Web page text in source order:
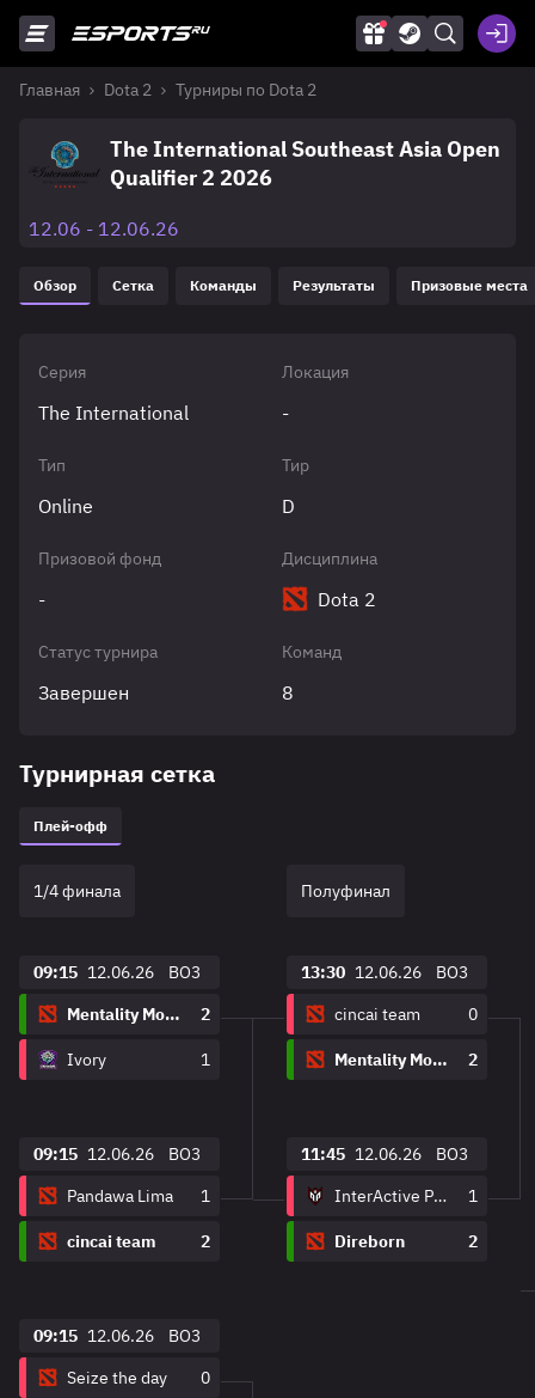
Главная Dota 2 Турниры по Dota 2
The International Southeast Asia Open
Qualifier 2 2026
12.06 - 12.06.26
Обзор Сетка Команды Результаты Призовые места
Серия
The International
Локация
-
Тип
Online
Тир
D
Призовой фонд
-
Дисциплина
Dota 2
Статус турнира
Завершен
Команд
8
Турнирная сетка
Плей-офф
1/4 финала
09:15 12.06.26
BO3
Mentality Monster
2
Ivory 1
09:15 12.06.26
BO3
Pandawa Lima
1
cincai team 2
09:15 12.06.26
BO3
Seize the day
0
Полуфинал
13:30 12.06.26
BO3
cincai team
0
Mentality Monster 2
11:45 12.06.26
BO3
InterActive Philippines
1
Direborn 2